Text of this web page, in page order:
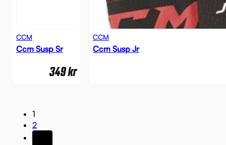
CCM
Ccm Susp Sr
349kr
CCM
Ccm Susp Jr
1
2